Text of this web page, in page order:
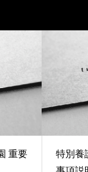
重要
特別養